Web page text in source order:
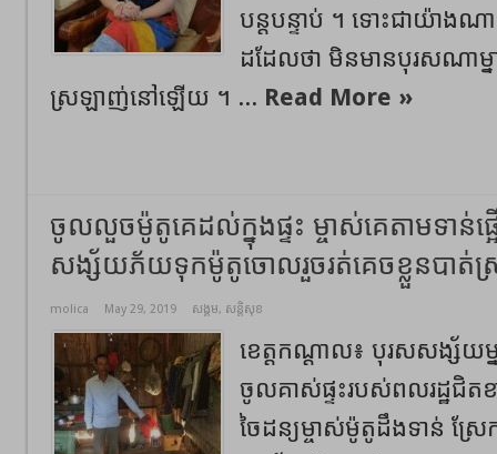
បន្តបន្ទាប់ ។ ទោះជាយ៉ាងណ
ដដែលថា មិនមានបុរសណាម្ន
ស្រឡាញ់នៅឡើយ ។ ... Read More »
ចូលលួចម៉ូតូគេដល់ក្នុងផ្ទះ ម្ចាស់គេតាមទាន់ផ្
សង្ស័យភ័យទុកម៉ូតូចោលរួចរត់គេចខ្លួនបាត់
molica May 29, 2019 សង្គម, សន្តិសុខ
ខេត្តកណ្ដាល៖ បុរសសង្ស័យម្
ចូលគាស់ផ្ទះរបស់ពលរដ្ឋជិ
ចៃដន្យម្ចាស់ម៉ូតូដឹងទាន់ ស្រែ